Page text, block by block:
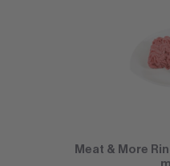
Meat & More